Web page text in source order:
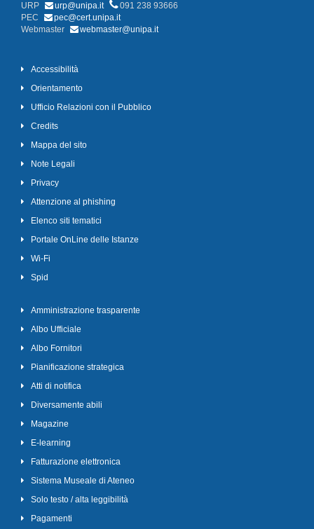
URP
urp@unipa.it
091 238 93666
PEC
pec@cert.unipa.it
Webmaster
webmaster@unipa.it
Accessibilità
Orientamento
Ufficio Relazioni con il Pubblico
Credits
Mappa del sito
Note Legali
Privacy
Attenzione al phishing
Elenco siti tematici
Portale OnLine delle Istanze
Wi-Fi
Spid
Amministrazione trasparente
Albo Ufficiale
Albo Fornitori
Pianificazione strategica
Atti di notifica
Diversamente abili
Magazine
E-learning
Fatturazione elettronica
Sistema Museale di Ateneo
Solo testo / alta leggibilità
Pagamenti